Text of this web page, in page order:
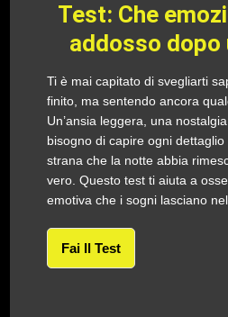
Test: Che
addosso dopo
Ti è mai capitato di svegliarti
finito, ma sentendo ancora
Un’ansia leggera, una
bisogno di capire ogni
strana che la notte abbia
vero. Questo test ti aiuta a
emotiva che i sogni lasciano
Fai Il Test